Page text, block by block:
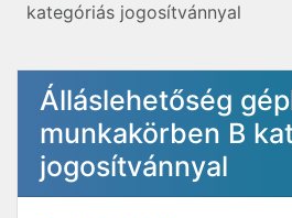
kategóriás jogosítvánnyal
Álláslehetőség
munkakörben B
jogosítvánnyal